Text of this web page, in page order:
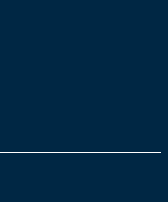
山东省淄博市张店区金晶大道宝玑售后服务中心（需提前预约）